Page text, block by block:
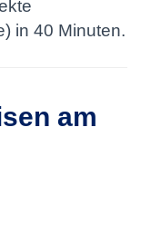
in 40 Minuten.
am